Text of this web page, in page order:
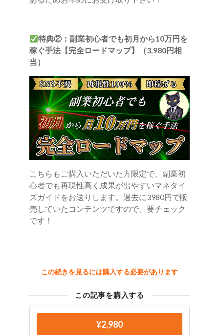
特典②：副業初心者でも初月から10万円を
稼ぐ手法【完全ロードマップ】（3,980円相
当）
こちらもご購入いただいた方限定で、副業初
心者でも再現性高く成果が出やすいマネタイ
ズガイドをお送りします。過去に3980円で販
売していたコンテンツですので、要チェック
です！
この続きを見るには購入する必要があります
この記事を購入する
¥2,980